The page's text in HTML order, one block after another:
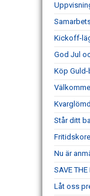
Kickoff-
God Jul
Köp
Står ditt
Nu är
SAVE THE
Låt oss